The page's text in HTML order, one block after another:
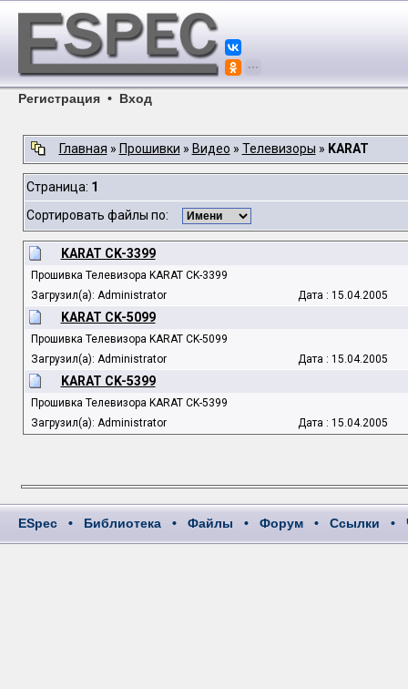
Регистрация • Вход
Главная » Прошивки » Видео » Телевизоры » KARAT
Страница: 1
Сортировать файлы по:
KARAT CK-3399
Прошивка Телевизора KARAT CK-3399
Загрузил(а): Administrator
Дата : 15.04.2005
KARAT CK-5099
Прошивка Телевизора KARAT CK-5099
Загрузил(а): Administrator
Дата : 15.04.2005
KARAT CK-5399
Прошивка Телевизора KARAT CK-5399
Загрузил(а): Administrator
Дата : 15.04.2005
ESpec • Библиотека • Файлы • Форум • Ссылки •